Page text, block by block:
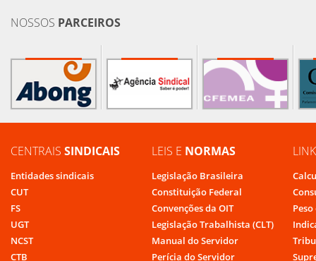
NOSSOS PARCEIROS
CENTRAIS SINDICAIS
Entidades sindicais
CUT
FS
UGT
NCST
CTB
LEIS E NORMAS
Legislação Brasileira
Constituição Federal
Convenções da OIT
Legislação Trabalhista (CLT)
Manual do Servidor
Perícia do Servidor